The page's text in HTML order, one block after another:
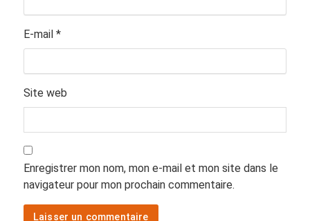
E-mail *
Site web
Enregistrer mon nom, mon e-mail et mon site dans le
navigateur pour mon prochain commentaire.